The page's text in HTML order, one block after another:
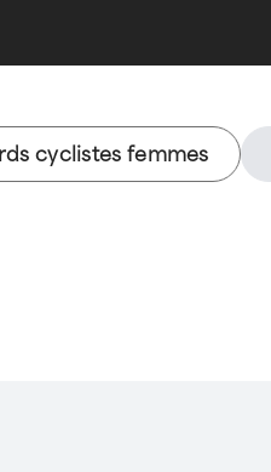
cyclistes femmes